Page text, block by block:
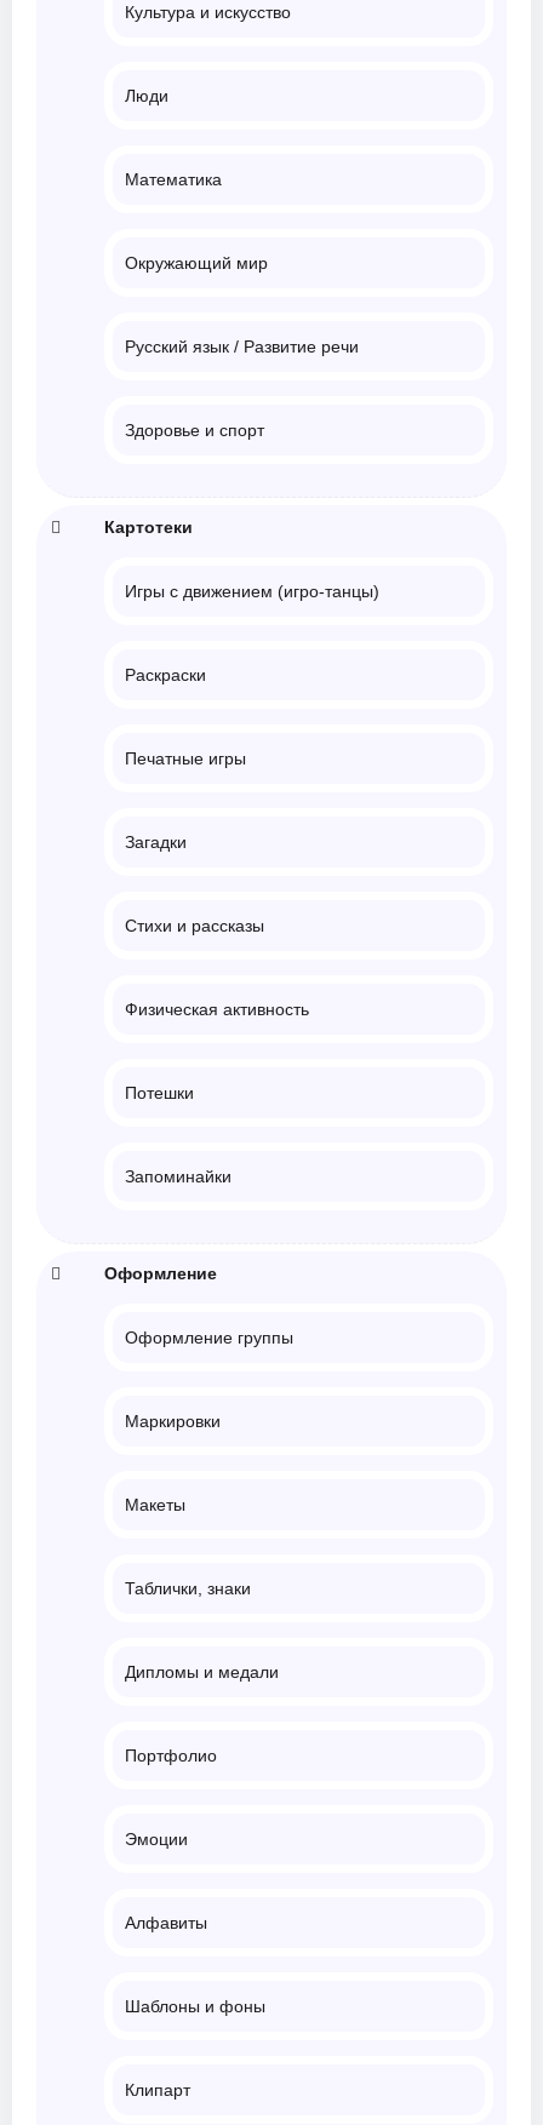
Культура и искусство
Люди
Математика
Окружающий мир
Русский язык / Развитие речи
Здоровье и спорт
Картотеки
Игры с движением (игро-танцы)
Раскраски
Печатные игры
Загадки
Стихи и рассказы
Физическая активность
Потешки
Запоминайки
Оформление
Оформление группы
Маркировки
Макеты
Таблички, знаки
Дипломы и медали
Портфолио
Эмоции
Алфавиты
Шаблоны и фоны
Клипарт